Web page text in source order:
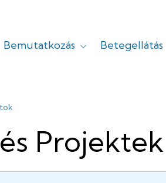
Bemutatkozás Betegellátás
Projektek